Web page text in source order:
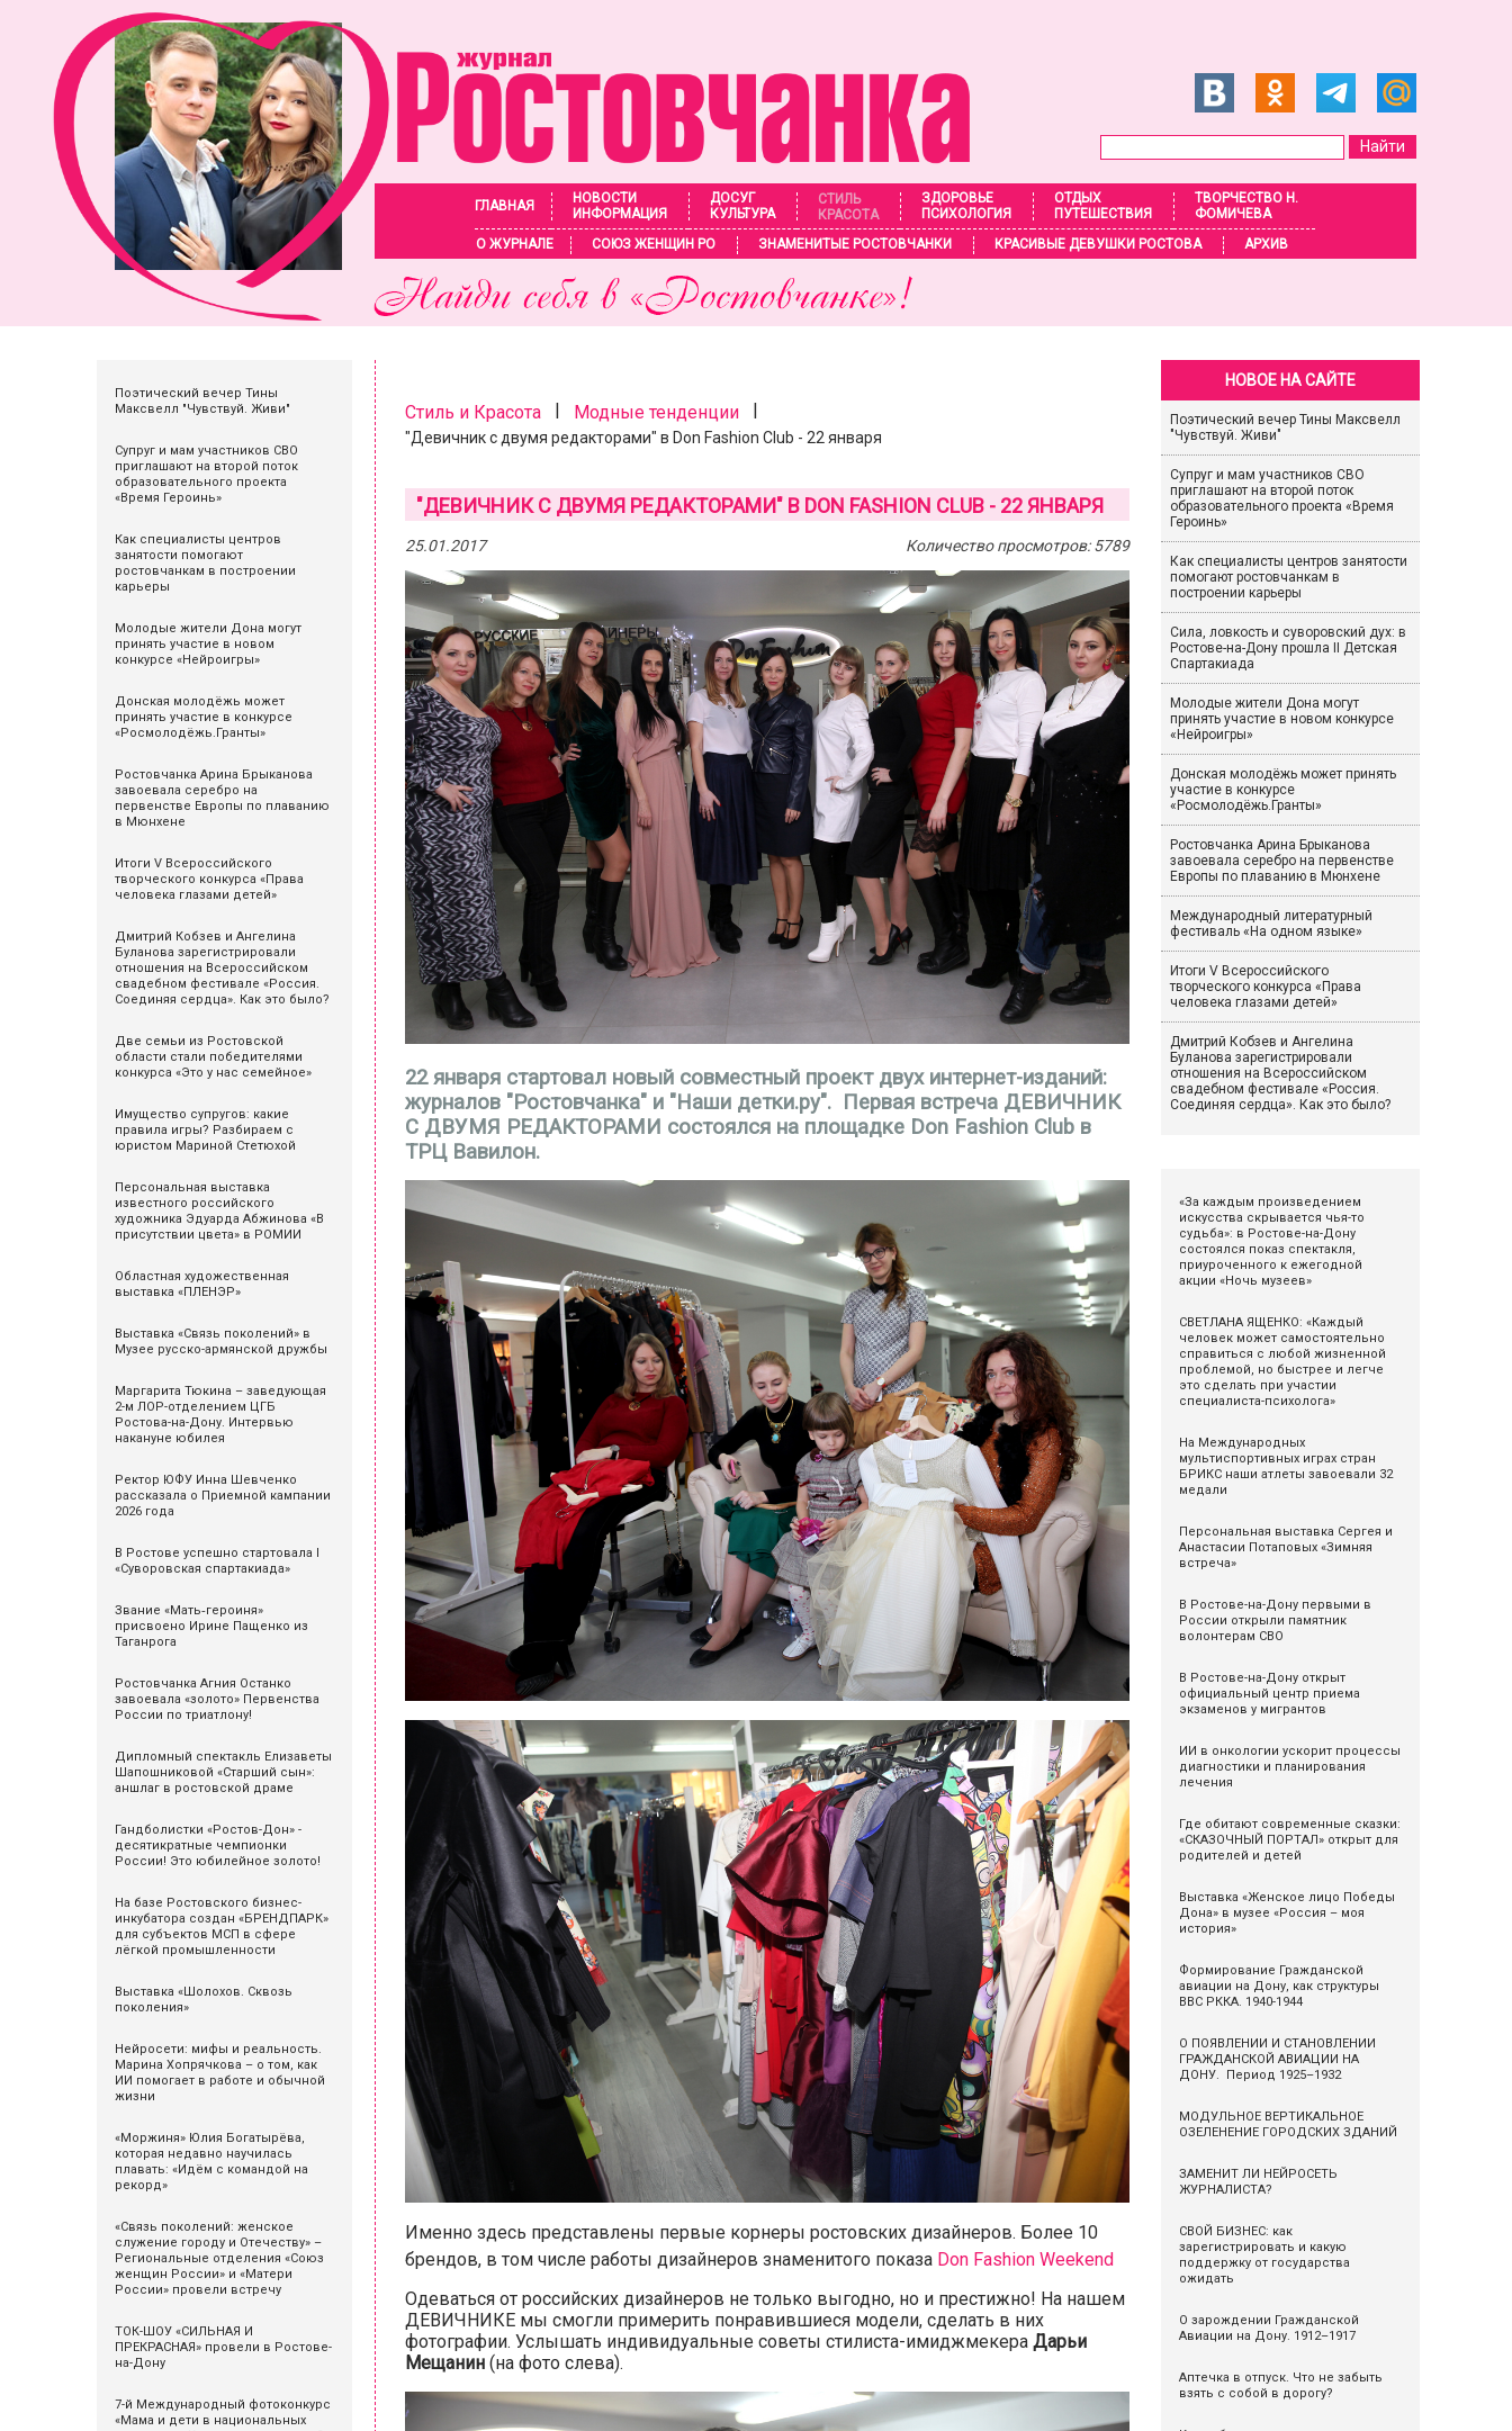
ГЛАВНАЯ
НОВОСТИ
ИНФОРМАЦИЯ
ДОСУГ
КУЛЬТУРА
СТИЛЬ
КРАСОТА
ЗДОРОВЬЕ
ПСИХОЛОГИЯ
ОТДЫХ
ПУТЕШЕСТВИЯ
ТВОРЧЕСТВО Н.
ФОМИЧЕВА
О ЖУРНАЛЕ
СОЮЗ ЖЕНЩИН РО ЗНАМЕНИТЫЕ РОСТОВЧАНКИ КРАСИВЫЕ ДЕВУШКИ РОСТОВА АРХИВ
Поэтический вечер Тины
Максвелл "Чувствуй. Живи"
Супруг и мам участников СВО
приглашают на второй поток
образовательного проекта
«Время Героинь»
Как специалисты центров
занятости помогают
ростовчанкам в построении
карьеры
Молодые жители Дона могут
принять участие в новом
конкурсе «Нейроигры»
Донская молодёжь может
принять участие в конкурсе
«Росмолодёжь.Гранты»
Ростовчанка Арина Брыканова
завоевала серебро на
первенстве Европы по плаванию
в Мюнхене
Итоги V Всероссийского
творческого конкурса «Права
человека глазами детей»
Дмитрий Кобзев и Ангелина
Буланова зарегистрировали
отношения на Всероссийском
свадебном фестивале «Россия.
Соединяя сердца». Как это было?
Две семьи из Ростовской
области стали победителями
конкурса «Это у нас семейное»
Имущество супругов: какие
правила игры? Разбираем с
юристом Мариной Стетюхой
Персональная выставка
известного российского
художника Эдуарда Абжинова «В
присутствии цвета» в РОМИИ
Областная художественная
выставка «ПЛЕНЭР»
Выставка «Связь поколений» в
Музее русско-армянской дружбы
Маргарита Тюкина – заведующая
2-м ЛОР-отделением ЦГБ
Ростова-на-Дону. Интервью
накануне юбилея
Ректор ЮФУ Инна Шевченко
рассказала о Приемной кампании
2026 года
В Ростове успешно стартовала I
«Суворовская спартакиада»
Звание «Мать‑героиня»
присвоено Ирине Пащенко из
Таганрога
Ростовчанка Агния Останко
завоевала «золото» Первенства
России по триатлону!
Дипломный спектакль Елизаветы
Шапошниковой «Старший сын»:
аншлаг в ростовской драме
Гандболистки «Ростов-Дон» -
десятикратные чемпионки
России! Это юбилейное золото!
На базе Ростовского бизнес-
инкубатора создан «БРЕНДПАРК»
для субъектов МСП в сфере
лёгкой промышленности
Выставка «Шолохов. Сквозь
поколения»
Нейросети: мифы и реальность.
Марина Хопрячкова – о том, как
ИИ помогает в работе и обычной
жизни
«Моржиня» Юлия Богатырёва,
которая недавно научилась
плавать: «Идём с командой на
рекорд»
«Связь поколений: женское
служение городу и Отечеству» –
Региональные отделения «Союз
женщин России» и «Матери
России» провели встречу
ТОК-ШОУ «СИЛЬНАЯ И
ПРЕКРАСНАЯ» провели в Ростове-
на-Дону
7-й Международный фотоконкурс
«Мама и дети в национальных
Стиль и Красота| Модные тенденции|
"Девичник с двумя редакторами" в Don Fashion Club - 22 января
"ДЕВИЧНИК С ДВУМЯ РЕДАКТОРАМИ" В DON FASHION CLUB - 22 ЯНВАРЯ
25.01.2017 Количество просмотров: 5789
22 января стартовал новый совместный проект двух интернет-изданий:
журналов "Ростовчанка" и "Наши детки.ру". Первая встреча ДЕВИЧНИК
С ДВУМЯ РЕДАКТОРАМИ состоялся на площадке Don Fashion Club в
ТРЦ Вавилон.
Именно здесь представлены первые корнеры ростовских дизайнеров. Более 10
брендов, в том числе работы дизайнеров знаменитого показа Don Fashion Weekend
Одеваться от российских дизайнеров не только выгодно, но и престижно! На нашем
ДЕВИЧНИКЕ мы смогли примерить понравившиеся модели, сделать в них
фотографии. Услышать индивидуальные советы стилиста-имиджмекера Дарьи
Мещанин(на фото слева).
НОВОЕ НА САЙТЕ
Поэтический вечер Тины Максвелл
"Чувствуй. Живи"
Супруг и мам участников СВО
приглашают на второй поток
образовательного проекта «Время
Героинь»
Как специалисты центров занятости
помогают ростовчанкам в
построении карьеры
Сила, ловкость и суворовский дух: в
Ростове-на-Дону прошла II Детская
Спартакиада
Молодые жители Дона могут
принять участие в новом конкурсе
«Нейроигры»
Донская молодёжь может принять
участие в конкурсе
«Росмолодёжь.Гранты»
Ростовчанка Арина Брыканова
завоевала серебро на первенстве
Европы по плаванию в Мюнхене
Международный литературный
фестиваль «На одном языке»
Итоги V Всероссийского
творческого конкурса «Права
человека глазами детей»
Дмитрий Кобзев и Ангелина
Буланова зарегистрировали
отношения на Всероссийском
свадебном фестивале «Россия.
Соединяя сердца». Как это было?
«За каждым произведением
искусства скрывается чья-то
судьба»: в Ростове-на-Дону
состоялся показ спектакля,
приуроченного к ежегодной
акции «Ночь музеев»
СВЕТЛАНА ЯЩЕНКО: «Каждый
человек может самостоятельно
справиться с любой жизненной
проблемой, но быстрее и легче
это сделать при участии
специалиста-психолога»
На Международных
мультиспортивных играх стран
БРИКС наши атлеты завоевали 32
медали
Персональная выставка Сергея и
Анастасии Потаповых «Зимняя
встреча»
В Ростове-на-Дону первыми в
России открыли памятник
волонтерам СВО
В Ростове-на-Дону открыт
официальный центр приема
экзаменов у мигрантов
ИИ в онкологии ускорит процессы
диагностики и планирования
лечения
Где обитают современные сказки:
«СКАЗОЧНЫЙ ПОРТАЛ» открыт для
родителей и детей
Выставка «Женское лицо Победы
Дона» в музее «Россия – моя
история»
Формирование Гражданской
авиации на Дону, как структуры
ВВС РККА. 1940-1944
О ПОЯВЛЕНИИ И СТАНОВЛЕНИИ
ГРАЖДАНСКОЙ АВИАЦИИ НА
ДОНУ. Период 1925–1932
МОДУЛЬНОЕ ВЕРТИКАЛЬНОЕ
ОЗЕЛЕНЕНИЕ ГОРОДСКИХ ЗДАНИЙ
ЗАМЕНИТ ЛИ НЕЙРОСЕТЬ
ЖУРНАЛИСТА?
СВОЙ БИЗНЕС: как
зарегистрировать и какую
поддержку от государства
ожидать
О зарождении Гражданской
Авиации на Дону. 1912–1917
Аптечка в отпуск. Что не забыть
взять с собой в дорогу?